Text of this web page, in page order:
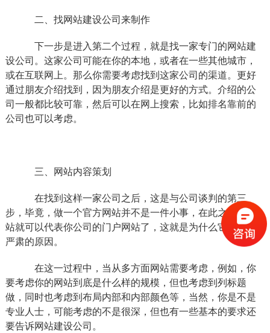
二、找网站建设公司来制作
下一步是进入第二个过程，就是找一家专门的网站建
设公司。这家公司可能在你的本地，或者在一些其他城市，
或在互联网上。那么你需要考虑找到这家公司的渠道。更好
通过朋友介绍找到，因为朋友介绍是更好的方式。介绍的公
司一般都比较可靠，然后可以在网上搜索，比如排名靠前的
公司也可以考虑。
三、网站内容策划
在找到这样一家公司之后，这是与公司谈判的第三
步，毕竟，做一个官方网站并不是一件小事，在此之后，网
站就可以代表你公司的门户网站了，这就是为什么它会非常
严肃的原因。
在这一过程中，当从多方面网站需要考虑，例如，你
要考虑你的网站到底是什么样的规模，但也考虑到列标题
做，同时也考虑到布局内部和内部颜色等，当然，你是不是
专业人士，可能考虑的不是很深，但也有一些基本的要求还
要告诉网站建设公司。